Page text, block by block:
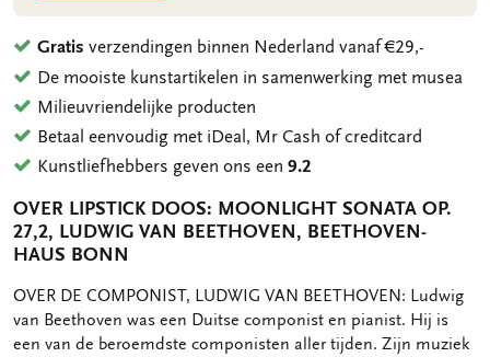
Gratis verzendingen binnen Nederland vanaf €29,-
De mooiste kunstartikelen in samenwerking met musea
Milieuvriendelijke producten
Betaal eenvoudig met iDeal, Mr Cash of creditcard
Kunstliefhebbers geven ons een9.2
OVER LIPSTICK DOOS: MOONLIGHT SONATA OP.
27,2, LUDWIG VAN BEETHOVEN, BEETHOVEN-
HAUS BONN
OMSCHRIJVING
OVER DE COMPONIST, LUDWIG VAN BEETHOVEN: Ludwig
van Beethoven was een Duitse componist en pianist. Hij is
een van de beroemdste componisten aller tijden. Zijn muziek